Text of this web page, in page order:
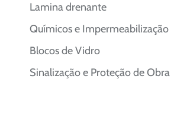
Lamina drenante
Químicos e Impermeabilização
Blocos de Vidro
Sinalização e Proteção de Obra